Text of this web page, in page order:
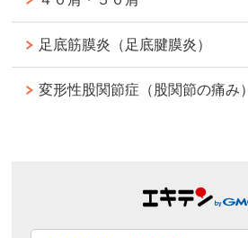
足底筋膜炎（足底腱膜炎）
変形性股関節症（股関節の痛み）